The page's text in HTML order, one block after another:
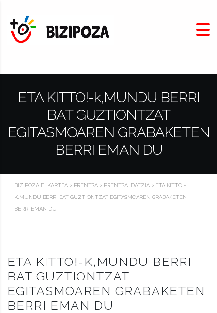
ETA KITTO!-k,MUNDU BERRI
BAT GUZTIONTZAT
EGITASMOAREN GRABAKETEN
BERRI EMAN DU
BIZIPOZA ELKARTEA > PRENTSA > PRENTSA IDATZIA > ETA KITTO!-
K,MUNDU BERRI BAT GUZTIONTZAT EGITASMOAREN GRABAKETEN
BERRI EMAN DU
ETA KITTO!-K,MUNDU BERRI
BAT GUZTIONTZAT
EGITASMOAREN GRABAKETEN
BERRI EMAN DU